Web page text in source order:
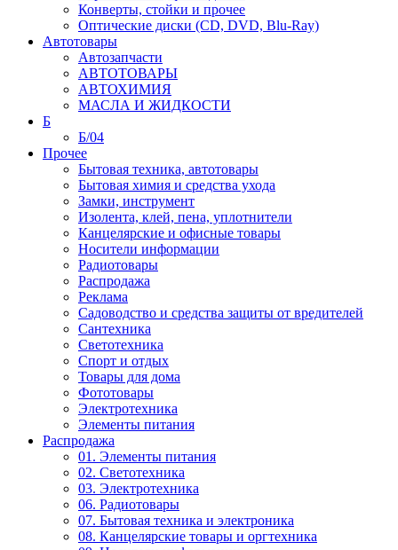
Конверты, стойки и прочее
Оптические диски (CD, DVD, Blu-Ray)
Автотовары
Автозапчасти
АВТОТОВАРЫ
АВТОХИМИЯ
МАСЛА И ЖИДКОСТИ
Б
Б/04
Прочее
Бытовая техника, автотовары
Бытовая химия и средства ухода
Замки, инструмент
Изолента, клей, пена, уплотнители
Канцелярские и офисные товары
Носители информации
Радиотовары
Распродажа
Реклама
Садоводство и средства защиты от вредителей
Сантехника
Светотехника
Спорт и отдых
Товары для дома
Фототовары
Электротехника
Элементы питания
Распродажа
01. Элементы питания
02. Светотехника
03. Электротехника
06. Радиотовары
07. Бытовая техника и электроника
08. Канцелярские товары и оргтехника